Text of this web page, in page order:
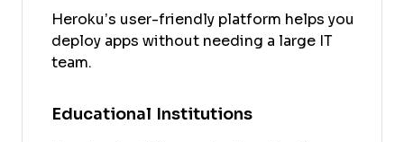
Heroku’s user-friendly platform helps you
deploy apps without needing a large IT
team.
Educational Institutions